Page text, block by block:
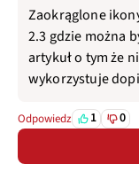
Zaokrąglone
2.3 gdzie można
artykuł o tym że
wykorzystuje
Odpowiedz 1 0